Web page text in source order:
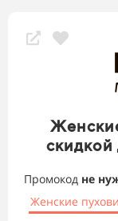
скидкой
Промокод не
Женские